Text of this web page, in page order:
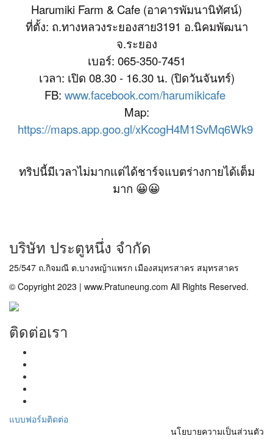
Harumiki Farm & Cafe (อาคารพัมนานิทัศน์)
ที่ตั้ง: ถ.ทางหลวงระยองสาย3191 อ.นิคมพัฒนา
จ.ระยอง
เบอร์: 065-350-7451
เวลา: เปิด 08.30 - 16.30 น. (ปิดวันจันทร์)
FB: www.facebook.com/harumikicafe
Map:
https://maps.app.goo.gl/xKcogH4M1SvMq6Wk9
ทริปนี้มีเวลาไม่มากแต่ได้ชาร์จแบตร่างกายได้เต็ม
มาก 😀😀
บริษัท ประตูหนึ่ง จำกัด
25/547 ถ.กิจมณี ต.บางหญ้าแพรก เมืองสมุทรสาคร สมุทรสาคร
© Copyright 2023 | www.Pratuneung.com All Rights Reserved.
ติดต่อเรา
แบบฟอร์มติดต่อ
นโยบายความเป็นส่วนตัว